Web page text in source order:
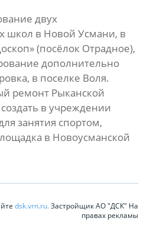
двух
школ в Новой Усмани, в
(посёлок Отрадное),
дополнительно
в поселке Воля.
ремонт Рыканской
в учреждении
занятия спортом,
в Новоусманской
dsk.vrn.ru.Застройщик АО "ДСК" На
правах рекламы